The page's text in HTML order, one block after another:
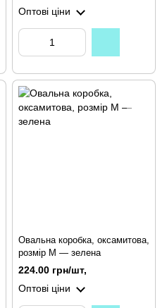
Оптові ціни
Овальна коробка, оксамитова,
розмір M — зелена
224.00 грн/шт,
Оптові ціни